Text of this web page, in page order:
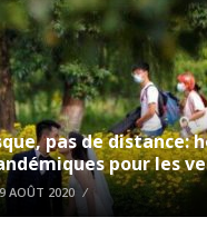
pas de distance:
pour les
9 AOÛT 2020